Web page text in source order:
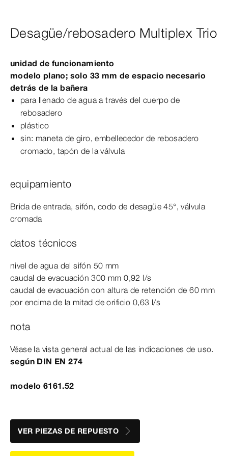
Desagüe/rebosadero Multiplex Trio
unidad de funcionamiento
modelo plano; solo 33 mm de espacio necesario
detrás de la bañera
para llenado de agua a través del cuerpo de
rebosadero
plástico
sin: maneta de giro, embellecedor de rebosadero
cromado, tapón de la válvula
equipamiento
Brida de entrada, sifón, codo de desagüe45°, válvula
cromada
datos técnicos
nivel de agua del sifón 50 mm
caudal de evacuación 300 mm 0,92 l/s
caudal de evacuación con altura de retención de 60 mm
por encima de la mitad de orificio 0,63 l/s
nota
Véase la vista general actual de las indicaciones de uso.
según DIN EN 274
modelo 6161.52
VER PIEZAS DE REPUESTO